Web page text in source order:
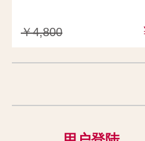
￥4,800